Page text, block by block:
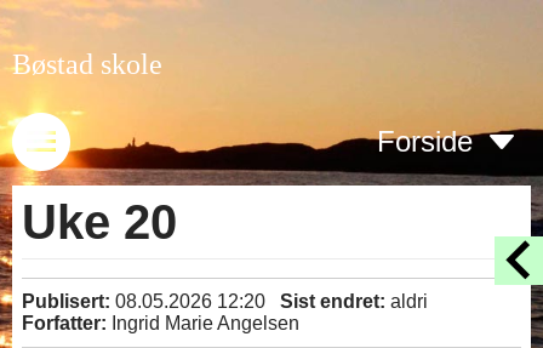
Bøstad skole
Forside
Uke 20
Publisert: 08.05.2026 12:20 Sist endret: aldri
Forfatter: Ingrid Marie Angelsen